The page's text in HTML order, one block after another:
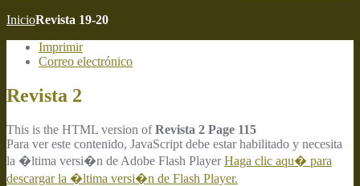
InicioRevista 19-20
Imprimir
Correo electrónico
Revista 2
This is the HTML version ofRevista 2 Page 115
Para ver este contenido, JavaScript debe estar habilitado y necesita
la �ltima versi�n de Adobe Flash PlayerHaga clic aqu� para
descargar la �ltima versi�n de Flash Player.